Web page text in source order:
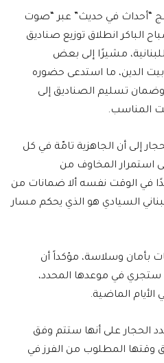
“أحداث في حديث” عبر “صوت
منذ الصباح الباكر انطلاق توزيع صناديق
مشيرًا إلى بعض
الدين، ما استدعى حضوره
تسليم الصناديق إلى
المناسب.
إلى أن الجاهزية تامّة في كل
استمرار المخاوف من
في الوقت نفسه ألا ضمانات من
السيادي هو الذي يحكم مسار
بأمان وسلاسة، مؤكداً أن
ستجري في موعدها المحدد،
الماضية.
الحجار على أنها ستتم وفق
وقتها المطلوب من الفرز في